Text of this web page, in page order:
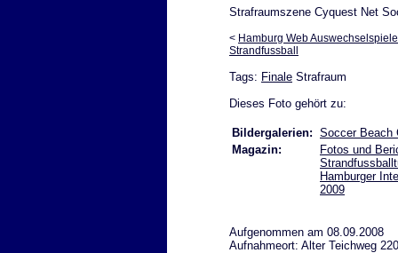
Strafraumszene Cyquest Net
< Hamburg Web
Strandfussball
Tags: Finale Strafraum
Dieses Foto gehört zu:
Bildergalerien: Soccer Beach
Magazin:
Fotos und
Hamburger
2009
Aufgenommen am 08.09.2008
Aufnahmeort: Alter Teichweg